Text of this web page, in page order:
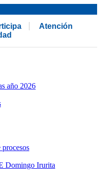
Atención
año 2026
Domingo Irurita